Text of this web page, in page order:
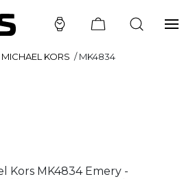
MICHAEL KORS /MK4834